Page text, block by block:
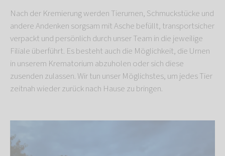
Nach der Kremierung werden Tierurnen, Schmuckstücke und
andere Andenken sorgsam mit Asche befüllt, transportsicher
verpackt und persönlich durch unser Team in die jeweilige
Filiale überführt. Es besteht auch die Möglichkeit, die Urnen
in unserem Krematorium abzuholen oder sich diese
zusenden zulassen. Wir tun unser Möglichstes, um jedes Tier
zeitnah wieder zurück nach Hause zu bringen.